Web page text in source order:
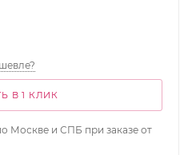
В 1 КЛИК
Москве и СПБ при заказе от